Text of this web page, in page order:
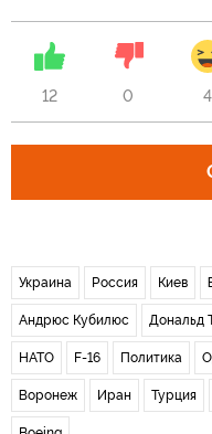
12 0 4
Украина Россия Киев
Андрюс Кубилюс Дональд
НАТО F-16 Политика
Воронеж Иран Турция